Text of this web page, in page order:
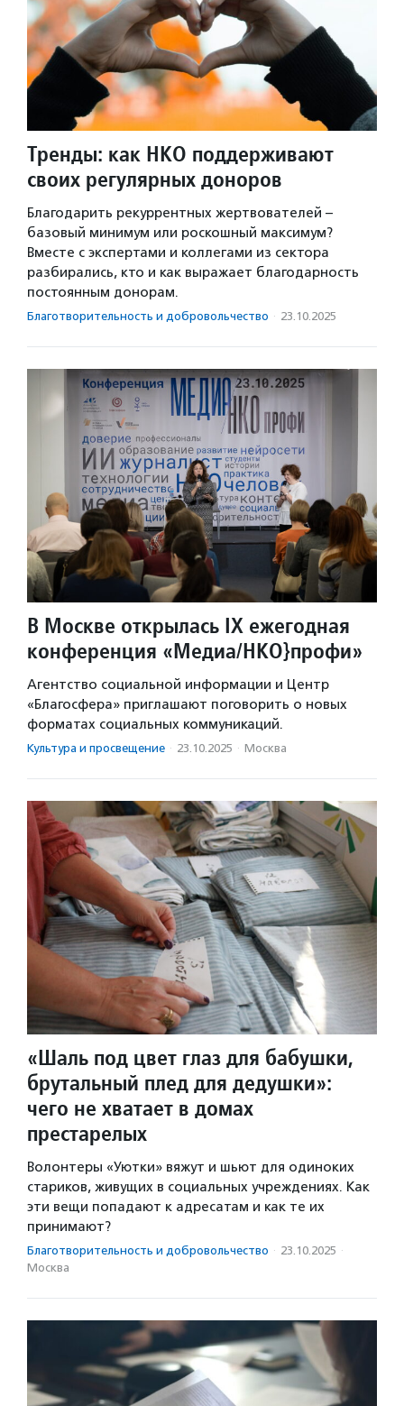
Тренды: как НКО поддерживают
своих регулярных доноров
Благодарить рекуррентных жертвователей –
базовый минимум или роскошный максимум?
Вместе с экспертами и коллегами из сектора
разбирались, кто и как выражает благодарность
постоянным донорам.
Благотвори­тель­ность и доброволь­чест­во · 23.10.2025
В Москве открылась IX ежегодная
конференция «Медиа/НКО}профи»
Агентство социальной информации и Центр
«Благосфера» приглашают поговорить о новых
форматах социальных коммуникаций.
Культура и просвещение · 23.10.2025 · Москва
«Шаль под цвет глаз для бабушки,
брутальный плед для дедушки»:
чего не хватает в домах
престарелых
Волонтеры «Уютки» вяжут и шьют для одиноких
стариков, живущих в социальных учреждениях. Как
эти вещи попадают к адресатам и как те их
принимают?
Благотвори­тель­ность и доброволь­чест­во · 23.10.2025 ·
Москва